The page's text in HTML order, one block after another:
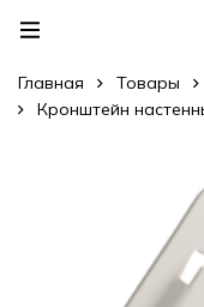
Главная Товары
Кронштейн